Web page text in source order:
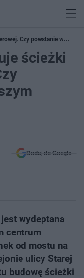
Czy powstanie w
ścieżki
Dodaj do Google
wydeptana
centrum
od mostu na
ulicy Starej
budowę ścieżki